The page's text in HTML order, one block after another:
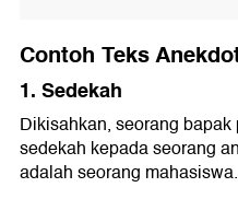
Contoh Teks
1. Sedekah
Dikisahkan, seorang
sedekah kepada seorang
adalah seorang mahasiswa.